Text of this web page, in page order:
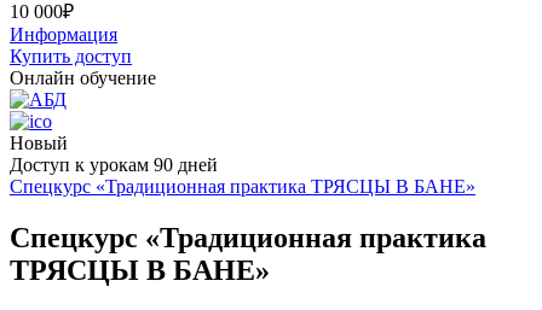
10 000₽
Информация
Купить доступ
Онлайн обучение
Новый
Доступ к урокам 90 дней
Спецкурс «Традиционная практика ТРЯСЦЫ В БАНЕ»
Спецкурс «Традиционная практика
ТРЯСЦЫ В БАНЕ»